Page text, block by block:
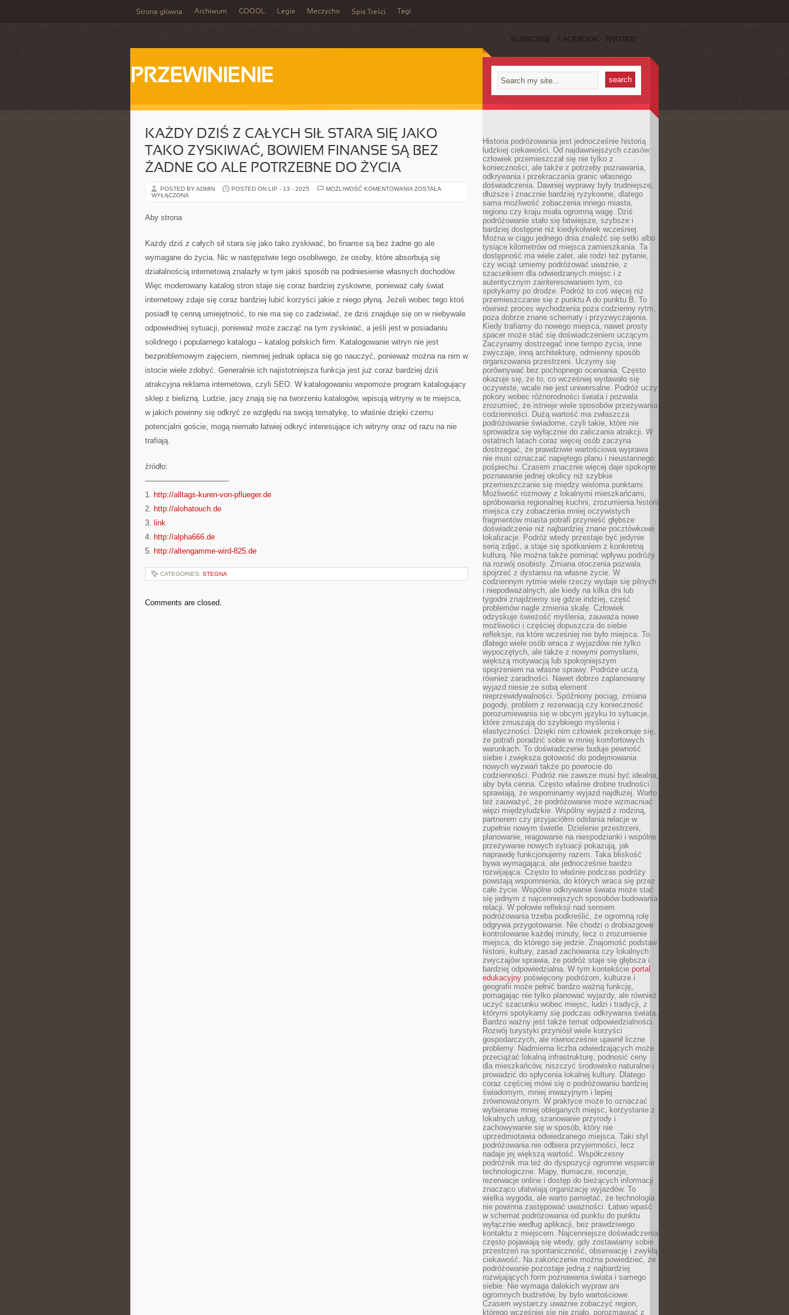
Strona główna Archiwum GOOOL Legia Meczycho Spis Treści Tagi
SUBSCRIBE FACEBOOK TWITTER
PRZEWINIENIE
KAŻDY DZIŚ Z CAŁYCH SIŁ STARA SIĘ JAKO
TAKO ZYSKIWAĆ, BOWIEM FINANSE SĄ BEZ
ŻADNE GO ALE POTRZEBNE DO ŻYCIA
POSTED BY ADMIN POSTED ON LIP - 13 - 2025 MOŻLIWOŚĆ KOMENTOWANIA KAŻDY
TAKO
ZYSKIWAĆ,
FINANSE
BEZ
GO
ALE
POTRZEBNE
DO
ZOSTAŁA
WYŁĄCZONA
Aby strona
Każdy dziś z całych sił stara się jako tako zyskiwać, bo finanse są bez żadne go ale
wymagane do życia. Nic w następstwie tego osobliwego, że osoby, które absorbują się
działalnością internetową znalazły w tym jakiś sposób na podniesienie własnych dochodów.
Więc moderowany katalog stron staje się coraz bardziej zyskowne, ponieważ cały świat
internetowy zdaje się coraz bardziej lubić korzyści jakie z niego płyną. Jeżeli wobec tego ktoś
posiadł tę cenną umiejętność, to nie ma się co zadziwiać, że dziś znajduje się on w niebywale
odpowiedniej sytuacji, ponieważ może zacząć na tym zyskiwać, a jeśli jest w posiadaniu
solidnego i popularnego katalogu – katalog polskich firm. Katalogowanie witryn nie jest
bezproblemowym zajęciem, niemniej jednak opłaca się go nauczyć, ponieważ można na nim w
istocie wiele zdobyć. Generalnie ich najistotniejsza funkcja jest już coraz bardziej dziś
atrakcyjna reklama internetowa, czyli SEO. W katalogowaniu wspomoże program katalogujący
sklep z bielizną. Ludzie, jacy znają się na tworzeniu katalogów, wpisują witryny w te miejsca,
w jakich powinny się odkryć ze względu na swoją tematykę, to właśnie dzięki czemu
potencjalni goście, mogą niemało łatwiej odkryć interesujące ich witryny oraz od razu na nie
trafiają.
źródło:
———————————
1. http://alltags-kuren-von-pflueger.de
2. http://alohatouch.de
3. link
4. http://alpha666.de
5. http://altengamme-wird-825.de
CATEGORIES: STEGNA
Comments are closed.
Historia podróżowania jest jednocześnie historią
ludzkiej ciekawości. Od najdawniejszych czasów
człowiek przemieszczał się nie tylko z
konieczności, ale także z potrzeby poznawania,
odkrywania i przekraczania granic własnego
doświadczenia. Dawniej wyprawy były trudniejsze,
dłuższe i znacznie bardziej ryzykowne, dlatego
sama możliwość zobaczenia innego miasta,
regionu czy kraju miała ogromną wagę. Dziś
podróżowanie stało się łatwiejsze, szybsze i
bardziej dostępne niż kiedykolwiek wcześniej.
Można w ciągu jednego dnia znaleźć się setki albo
tysiące kilometrów od miejsca zamieszkania. Ta
dostępność ma wiele zalet, ale rodzi też pytanie,
czy wciąż umiemy podróżować uważnie, z
szacunkiem dla odwiedzanych miejsc i z
autentycznym zainteresowaniem tym, co
spotykamy po drodze. Podróż to coś więcej niż
przemieszczanie się z punktu A do punktu B. To
również proces wychodzenia poza codzienny rytm,
poza dobrze znane schematy i przyzwyczajenia.
Kiedy trafiamy do nowego miejsca, nawet prosty
spacer może stać się doświadczeniem uczącym.
Zaczynamy dostrzegać inne tempo życia, inne
zwyczaje, inną architekturę, odmienny sposób
organizowania przestrzeni. Uczymy się
porównywać bez pochopnego oceniania. Często
okazuje się, że to, co wcześniej wydawało się
oczywiste, wcale nie jest uniwersalne. Podróż uczy
pokory wobec różnorodności świata i pozwala
zrozumieć, że istnieje wiele sposobów przeżywania
codzienności. Dużą wartość ma zwłaszcza
podróżowanie świadome, czyli takie, które nie
sprowadza się wyłącznie do zaliczania atrakcji. W
ostatnich latach coraz więcej osób zaczyna
dostrzegać, że prawdziwie wartościowa wyprawa
nie musi oznaczać napiętego planu i nieustannego
pośpiechu. Czasem znacznie więcej daje spokojne
poznawanie jednej okolicy niż szybkie
przemieszczanie się między wieloma punktami.
Możliwość rozmowy z lokalnymi mieszkańcami,
spróbowania regionalnej kuchni, zrozumienia historii
miejsca czy zobaczenia mniej oczywistych
fragmentów miasta potrafi przynieść głębsze
doświadczenie niż najbardziej znane pocztówkowe
lokalizacje. Podróż wtedy przestaje być jedynie
serią zdjęć, a staje się spotkaniem z konkretną
kulturą. Nie można także pominąć wpływu podróży
na rozwój osobisty. Zmiana otoczenia pozwala
spojrzeć z dystansu na własne życie. W
codziennym rytmie wiele rzeczy wydaje się pilnych
i niepodważalnych, ale kiedy na kilka dni lub
tygodni znajdziemy się gdzie indziej, część
problemów nagle zmienia skalę. Człowiek
odzyskuje świeżość myślenia, zauważa nowe
możliwości i częściej dopuszcza do siebie
refleksje, na które wcześniej nie było miejsca. To
dlatego wiele osób wraca z wyjazdów nie tylko
wypoczętych, ale także z nowymi pomysłami,
większą motywacją lub spokojniejszym
spojrzeniem na własne sprawy. Podróże uczą
również zaradności. Nawet dobrze zaplanowany
wyjazd niesie ze sobą element
nieprzewidywalności. Spóźniony pociąg, zmiana
pogody, problem z rezerwacją czy konieczność
porozumiewania się w obcym języku to sytuacje,
które zmuszają do szybkiego myślenia i
elastyczności. Dzięki nim człowiek przekonuje się,
że potrafi poradzić sobie w mniej komfortowych
warunkach. To doświadczenie buduje pewność
siebie i zwiększa gotowość do podejmowania
nowych wyzwań także po powrocie do
codzienności. Podróż nie zawsze musi być idealna,
aby była cenna. Często właśnie drobne trudności
sprawiają, że wspominamy wyjazd najdłużej. Warto
też zauważyć, że podróżowanie może wzmacniać
więzi międzyludzkie. Wspólny wyjazd z rodziną,
partnerem czy przyjaciółmi odsłania relacje w
zupełnie nowym świetle. Dzielenie przestrzeni,
planowanie, reagowanie na niespodzianki i wspólne
przeżywanie nowych sytuacji pokazują, jak
naprawdę funkcjonujemy razem. Taka bliskość
bywa wymagająca, ale jednocześnie bardzo
rozwijająca. Często to właśnie podczas podróży
powstają wspomnienia, do których wraca się przez
całe życie. Wspólne odkrywanie świata może stać
się jednym z najcenniejszych sposobów budowania
relacji. W połowie refleksji nad sensem
podróżowania trzeba podkreślić, że ogromną rolę
odgrywa przygotowanie. Nie chodzi o drobiazgowe
kontrolowanie każdej minuty, lecz o zrozumienie
miejsca, do którego się jedzie. Znajomość podstaw
historii, kultury, zasad zachowania czy lokalnych
zwyczajów sprawia, że podróż staje się głębsza i
bardziej odpowiedzialna. W tym kontekście portal
edukacyjny poświęcony podróżom, kulturze i
geografii może pełnić bardzo ważną funkcję,
pomagając nie tylko planować wyjazdy, ale również
uczyć szacunku wobec miejsc, ludzi i tradycji, z
którymi spotykamy się podczas odkrywania świata.
Bardzo ważny jest także temat odpowiedzialności.
Rozwój turystyki przyniósł wiele korzyści
gospodarczych, ale równocześnie ujawnił liczne
problemy. Nadmierna liczba odwiedzających może
przeciążać lokalną infrastrukturę, podnosić ceny
dla mieszkańców, niszczyć środowisko naturalne i
prowadzić do spłycenia lokalnej kultury. Dlatego
coraz częściej mówi się o podróżowaniu bardziej
świadomym, mniej inwazyjnym i lepiej
zrównoważonym. W praktyce może to oznaczać
wybieranie mniej obleganych miejsc, korzystanie z
lokalnych usług, szanowanie przyrody i
zachowywanie się w sposób, który nie
uprzedmiotawia odwiedzanego miejsca. Taki styl
podróżowania nie odbiera przyjemności, lecz
nadaje jej większą wartość. Współczesny
podróżnik ma też do dyspozycji ogromne wsparcie
technologiczne. Mapy, tłumacze, recenzje,
rezerwacje online i dostęp do bieżących informacji
znacząco ułatwiają organizację wyjazdów. To
wielka wygoda, ale warto pamiętać, że technologia
nie powinna zastępować uważności. Łatwo wpaść
w schemat podróżowania od punktu do punktu
wyłącznie według aplikacji, bez prawdziwego
kontaktu z miejscem. Najcenniejsze doświadczenia
często pojawiają się wtedy, gdy zostawiamy sobie
przestrzeń na spontaniczność, obserwację i zwykłą
ciekawość. Na zakończenie można powiedzieć, że
podróżowanie pozostaje jedną z najbardziej
rozwijających form poznawania świata i samego
siebie. Nie wymaga dalekich wypraw ani
ogromnych budżetów, by było wartościowe.
Czasem wystarczy uważnie zobaczyć region,
którego wcześniej się nie znało, porozmawiać z